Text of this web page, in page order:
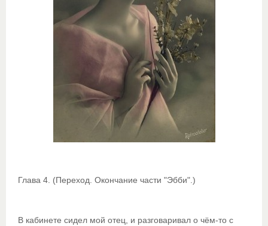
Глава 4. (Переход. Окончание части "Эбби".)
В кабинете сидел мой отец, и разговаривал о чём-то с